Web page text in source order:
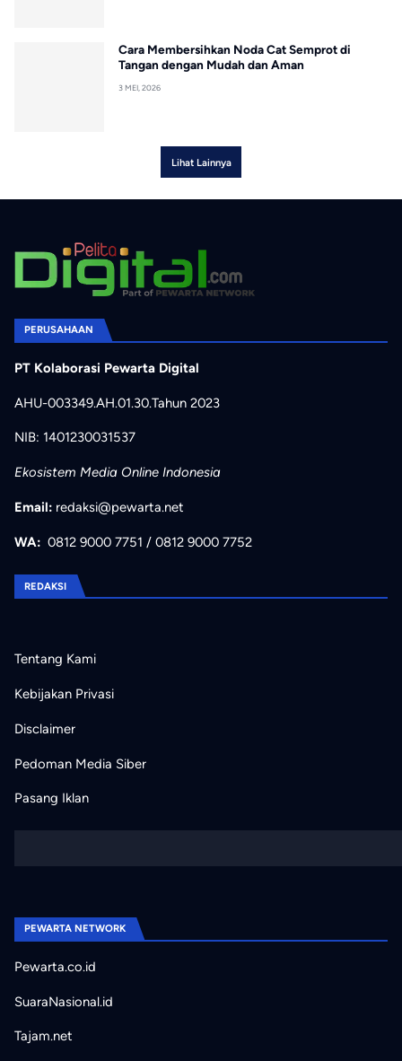
Cara Membersihkan Noda Cat Semprot di
Tangan dengan Mudah dan Aman
3 MEI, 2026
Lihat Lainnya
PERUSAHAAN
PT Kolaborasi Pewarta Digital
AHU-003349.AH.01.30.Tahun 2023
NIB: 1401230031537
Ekosistem Media Online Indonesia
Email: redaksi@pewarta.net
WA: 0812 9000 7751 / 0812 9000 7752
REDAKSI
Tentang Kami
Kebijakan Privasi
Disclaimer
Pedoman Media Siber
Pasang Iklan
PEWARTA NETWORK
Pewarta.co.id
SuaraNasional.id
Tajam.net